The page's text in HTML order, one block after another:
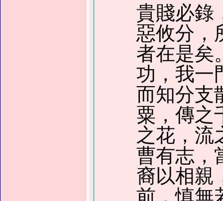
貴賤必錄
惡攸分，
者在是矣
功，我一
而知分支
粟，傳之
之花，流
曹有志，
裔以相親
前，慎無